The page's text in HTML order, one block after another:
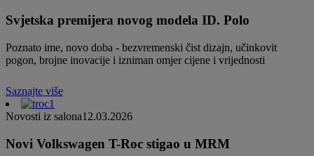
Svjetska premijera novog modela ID. Polo
Poznato ime, novo doba - bezvremenski čist dizajn, učinkovit
pogon, brojne inovacije i izniman omjer cijene i vrijednosti
Saznajte više
Novosti iz salona12.03.2026
Novi Volkswagen T-Roc stigao u MRM